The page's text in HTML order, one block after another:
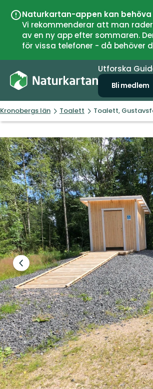
Naturkartan-appen kan
Vi rekommenderar att man
av en ny app efter sommaren.
för vissa telefoner - då behöver
Utforska
Bli medlem
Kronobergs län Toalett Toalett,
Föregående
bild